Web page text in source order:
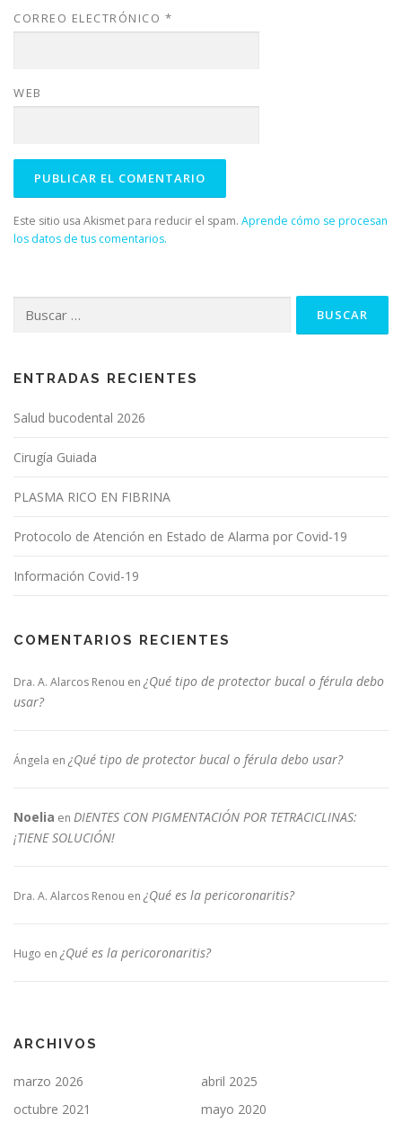
CORREO ELECTRÓNICO *
WEB
Este sitio usa Akismet para reducir el spam. Aprende cómo se procesan
los datos de tus comentarios.
ENTRADAS RECIENTES
Salud bucodental 2026
Cirugía Guiada
PLASMA RICO EN FIBRINA
Protocolo de Atención en Estado de Alarma por Covid-19
Información Covid-19
COMENTARIOS RECIENTES
Dra. A. Alarcos Renou en ¿Qué tipo de protector bucal o férula debo
usar?
Ángela en ¿Qué tipo de protector bucal o férula debo usar?
Noelia en DIENTES CON PIGMENTACIÓN POR TETRACICLINAS:
¡TIENE SOLUCIÓN!
Dra. A. Alarcos Renou en ¿Qué es la pericoronaritis?
Hugo en ¿Qué es la pericoronaritis?
ARCHIVOS
marzo 2026
abril 2025
octubre 2021
mayo 2020